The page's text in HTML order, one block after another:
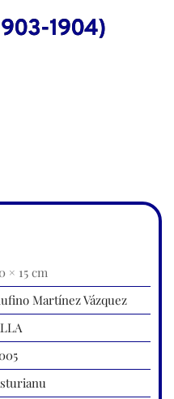
1904)
× 15 cm
Martínez Vázquez